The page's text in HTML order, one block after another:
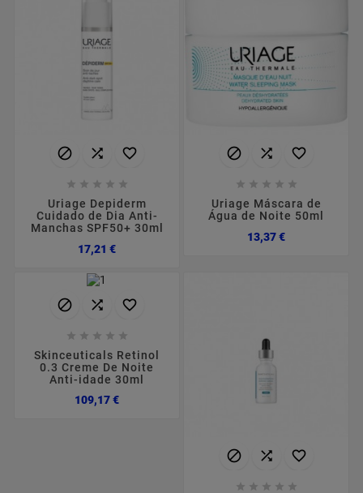
  
    
Uriage Depiderm
Cuidado de Dia Anti-
Manchas SPF50+ 30ml
17,21 €Preço
  
    
Uriage Máscara de
Água de Noite 50ml
13,37 €Preço
  
    
Skinceuticals Retinol
0.3 Creme De Noite
Anti-idade 30ml
109,17 €Preço
  
    